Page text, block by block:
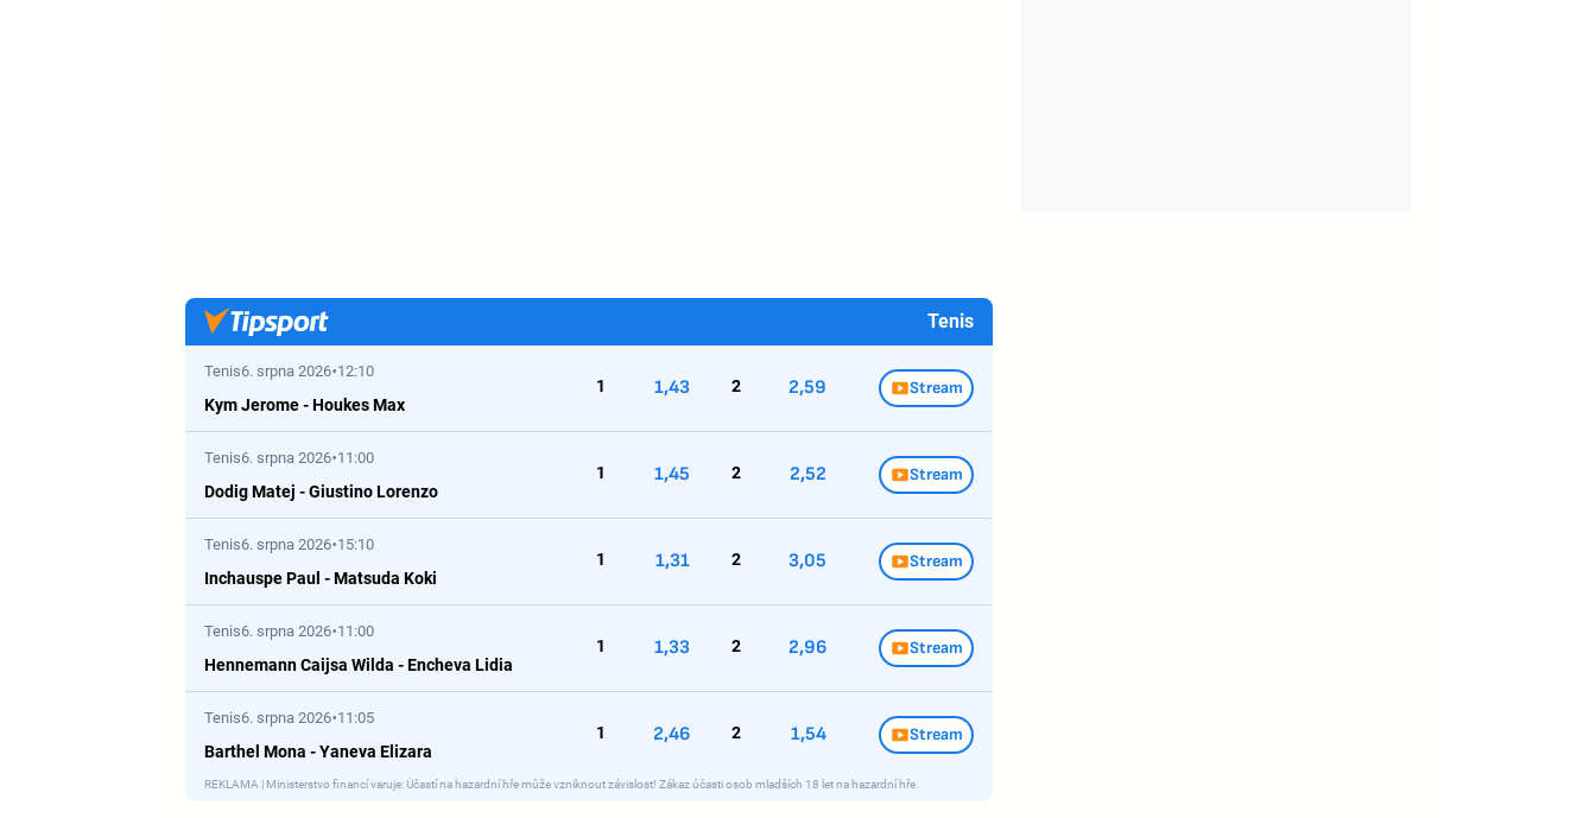
Tenis
Tenis6. srpna 2026 12:10
Kym Jerome-Houkes Max
1 1,43 2 2,59 Stream
Tenis6. srpna 2026 11:00
Dodig Matej -Giustino Lorenzo
1 1,45 2 2,52 Stream
Tenis6. srpna 2026 15:10
Inchauspe Paul -Matsuda Koki
1 1,31 2 3,05 Stream
Tenis6. srpna 2026 11:00
Hennemann Caijsa Wilda -Encheva Lidia
1 1,33 2 2,96 Stream
Tenis6. srpna 2026 11:05
Barthel Mona -Yaneva Elizara
1 2,46 2 1,54 Stream
REKLAMA | Ministerstvo financí varuje: Účastí na hazardní hře může vzniknout závislost! Zákaz účasti osob mladších 18 let na hazardní hře.